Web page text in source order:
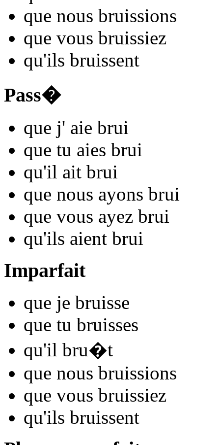
que nous bruissions
que vous bruissiez
qu'ils bruissent
Pass�
que j' aie brui
que tu aies brui
qu'il ait brui
que nous ayons brui
que vous ayez brui
qu'ils aient brui
Imparfait
que je bruisse
que tu bruisses
qu'il bru�t
que nous bruissions
que vous bruissiez
qu'ils bruissent